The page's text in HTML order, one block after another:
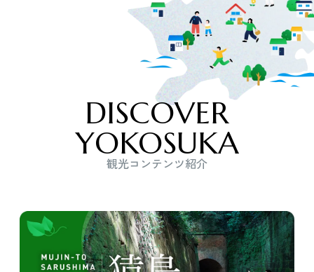
DISCOVER
YOKOSUKA
観光コンテンツ紹介